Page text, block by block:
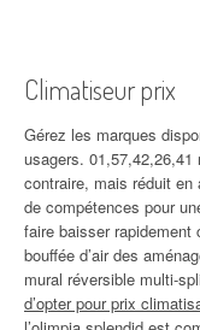
Climatiseur prix
Gérez les marques
usagers.
contraire, mais réduit en
de compétences pour
faire baisser rapidement
bouffée d’air des
mural réversible multi-
d’opter pour prix